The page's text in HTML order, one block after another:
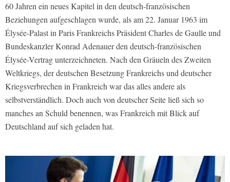
60 Jahren ein neues Kapitel in den deutsch-französischen
Beziehungen aufgeschlagen wurde, als am 22. Januar 1963 im
Élysée-Palast in Paris Frankreichs Präsident Charles de Gaulle und
Bundeskanzler Konrad Adenauer den deutsch-französischen
Élysée-Vertrag unterzeichneten. Nach den Gräueln des Zweiten
Weltkriegs, der deutschen Besetzung Frankreichs und deutscher
Kriegsverbrechen in Frankreich war das alles andere als
selbstverständlich. Doch auch von deutscher Seite ließ sich so
manches an Schuld benennen, was Frankreich mit Blick auf
Deutschland auf sich geladen hat.